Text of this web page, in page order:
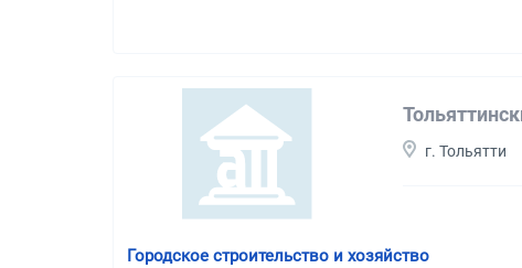
г. Тольятти
Городское строительство и хозяйство